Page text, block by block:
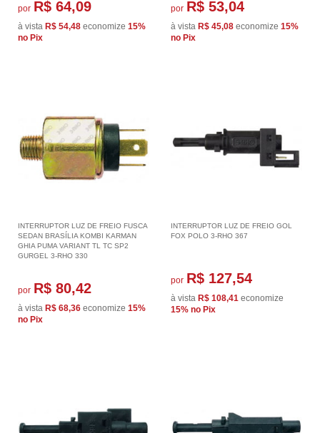
por R$ 64,09
à vista R$ 54,48 economize 15%
no Pix
por R$ 53,04
à vista R$ 45,08 economize 15%
no Pix
INTERRUPTOR LUZ DE FREIO FUSCA
SEDAN BRASÍLIA KOMBI KARMAN
GHIA PUMA VARIANT TL TC SP2
GURGEL 3-RHO 330
por R$ 80,42
à vista R$ 68,36 economize 15%
no Pix
INTERRUPTOR LUZ DE FREIO GOL
FOX POLO 3-RHO 367
por R$ 127,54
à vista R$ 108,41 economize
15% no Pix